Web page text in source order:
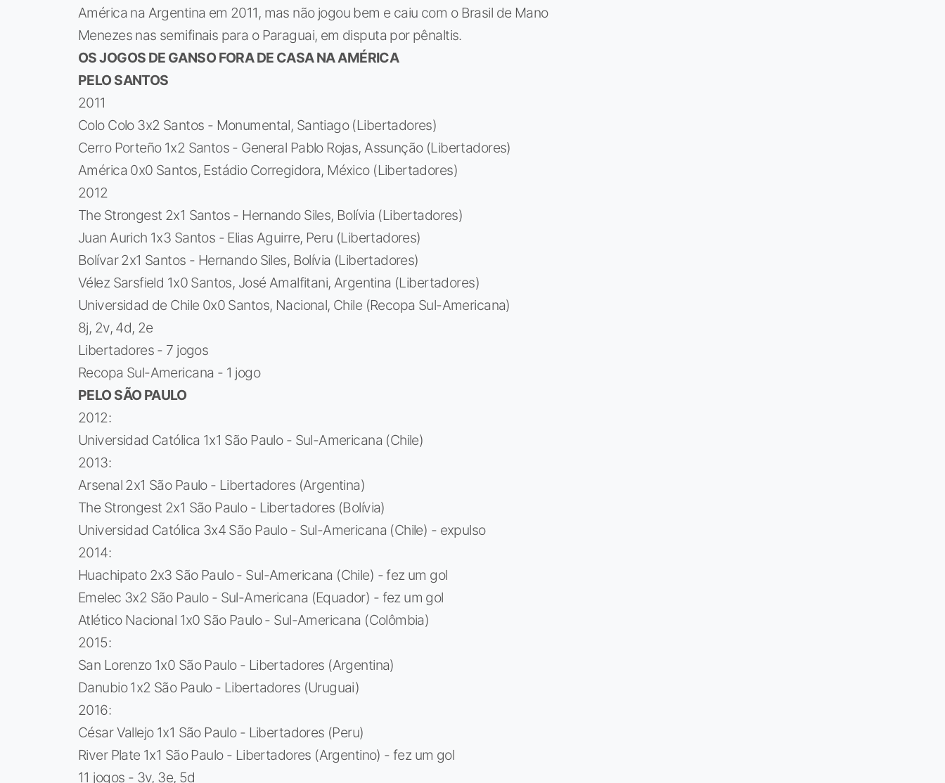
América na Argentina em 2011, mas não jogou bem e caiu com o Brasil de Mano
Menezes nas semifinais para o Paraguai, em disputa por pênaltis.
OS JOGOS DE GANSO FORA DE CASA NA AMÉRICA
PELO SANTOS
2011
Colo Colo 3x2 Santos - Monumental, Santiago (Libertadores)
Cerro Porteño 1x2 Santos - General Pablo Rojas, Assunção (Libertadores)
América 0x0 Santos, Estádio Corregidora, México (Libertadores)
2012
The Strongest 2x1 Santos - Hernando Siles, Bolívia (Libertadores)
Juan Aurich 1x3 Santos - Elias Aguirre, Peru (Libertadores)
Bolívar 2x1 Santos - Hernando Siles, Bolívia (Libertadores)
Vélez Sarsfield 1x0 Santos, José Amalfitani, Argentina (Libertadores)
Universidad de Chile 0x0 Santos, Nacional, Chile (Recopa Sul-Americana)
8j, 2v, 4d, 2e
Libertadores - 7 jogos
Recopa Sul-Americana - 1 jogo
PELO SÃO PAULO
2012:
Universidad Católica 1x1 São Paulo - Sul-Americana (Chile)
2013:
Arsenal 2x1 São Paulo - Libertadores (Argentina)
The Strongest 2x1 São Paulo - Libertadores (Bolívia)
Universidad Católica 3x4 São Paulo - Sul-Americana (Chile) - expulso
2014:
Huachipato 2x3 São Paulo - Sul-Americana (Chile) - fez um gol
Emelec 3x2 São Paulo - Sul-Americana (Equador) - fez um gol
Atlético Nacional 1x0 São Paulo - Sul-Americana (Colômbia)
2015:
San Lorenzo 1x0 São Paulo - Libertadores (Argentina)
Danubio 1x2 São Paulo - Libertadores (Uruguai)
2016:
César Vallejo 1x1 São Paulo - Libertadores (Peru)
River Plate 1x1 São Paulo - Libertadores (Argentino) - fez um gol
11 jogos - 3v, 3e, 5d